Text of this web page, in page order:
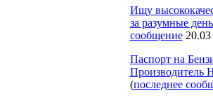
Ищу
за разумные
сообщение
Паспорт на
(последнее